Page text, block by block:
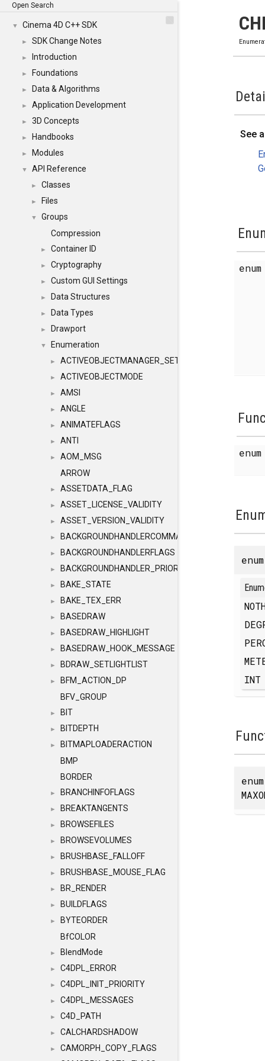
Open Search
▼ Cinema 4D C++ SDK
► SDK Change Notes
► Introduction
► Foundations
► Data & Algorithms
► Application Development
► 3D Concepts
► Handbooks
► Modules
▼ API Reference
► Classes
► Files
▼
Groups
Compression
► Container ID
► Cryptography
► Custom GUI Settings
► Data Structures
► Data Types
► Drawport
▼ Enumeration
► ACTIVEOBJECTMANAGER_SETOBJECTS
► ACTIVEOBJECTMODE
► AMSI
► ANGLE
► ANIMATEFLAGS
► ANTI
►
AOM_MSG
ARROW
► ASSETDATA_FLAG
► ASSET_LICENSE_VALIDITY
► ASSET_VERSION_VALIDITY
► BACKGROUNDHANDLERCOMMAND
► BACKGROUNDHANDLERFLAGS
► BACKGROUNDHANDLER_PRIORITY
► BAKE_STATE
► BAKE_TEX_ERR
► BASEDRAW
► BASEDRAW_HIGHLIGHT
► BASEDRAW_HOOK_MESSAGE
► BDRAW_SETLIGHTLIST
►
BFM_ACTION_DP
BFV_GROUP
► BIT
► BITDEPTH
►
BITMAPLOADERACTION
BMP
BORDER
► BRANCHINFOFLAGS
► BREAKTANGENTS
► BROWSEFILES
► BROWSEVOLUMES
► BRUSHBASE_FALLOFF
► BRUSHBASE_MOUSE_FLAG
► BR_RENDER
► BUILDFLAGS
►
BYTEORDER
BfCOLOR
► BlendMode
► C4DPL_ERROR
► C4DPL_INIT_PRIORITY
► C4DPL_MESSAGES
► C4D_PATH
► CALCHARDSHADOW
►
CAMORPH_COPY_FLAGS
See